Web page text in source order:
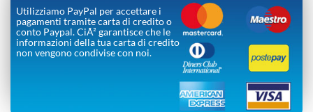
Utilizziamo PayPal per accettare i
pagamenti tramite carta di credito o
conto Paypal. CiÃ² garantisce che le
informazioni della tua carta di credito
non vengono condivise con noi.